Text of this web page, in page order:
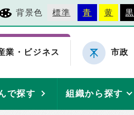
背景色 標準 青 黄 黒
業・ビジネス 市政
で探す 組織から探す